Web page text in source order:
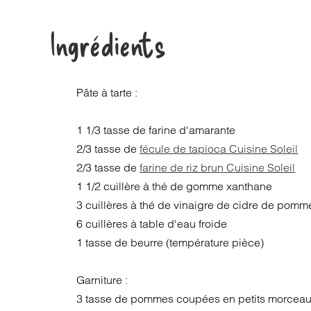
Ingrédients
Pâte à tarte :
1 1/3 tasse de farine d'amarante
2/3 tasse defécule de tapioca Cuisine Soleil
2/3 tasse defarine de riz brun Cuisine Soleil
1 1/2 cuillère à thé de gomme xanthane
3 cuillères à thé de vinaigre de cidre de
6 cuillères à table d'eau froide
1 tasse de beurre (température pièce)
Garniture :
3 tasse de pommes coupées en petits